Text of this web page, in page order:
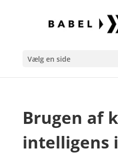
Vælg en side
Brugen af
intelligens